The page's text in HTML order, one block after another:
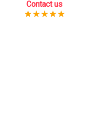
Contact us